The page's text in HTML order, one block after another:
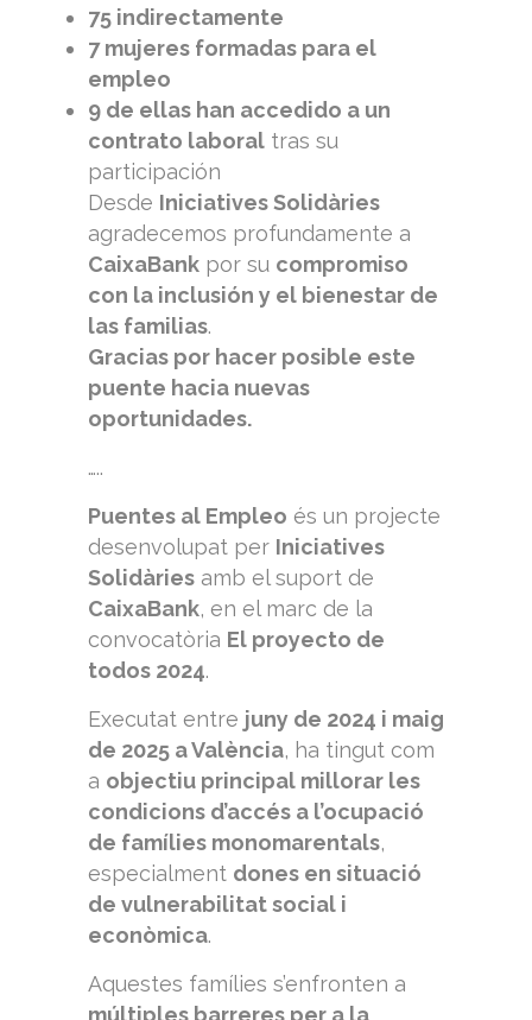
75 indirectamente
7 mujeres formadas para el
empleo
9 de ellas han accedido a un
contrato laboral tras su
participación
Desde Iniciatives Solidàries
agradecemos profundamente a
CaixaBank por su compromiso
con la inclusión y el bienestar de
las familias.
Gracias por hacer posible este
puente hacia nuevas
oportunidades.
…..
Puentes al Empleo és un projecte
desenvolupat per Iniciatives
Solidàries amb el suport de
CaixaBank, en el marc de la
convocatòria El proyecto de
todos 2024.
Executat entre juny de 2024 i maig
de 2025 a València, ha tingut com
a objectiu principal millorar les
condicions d’accés a l’ocupació
de famílies monomarentals,
especialment dones en situació
de vulnerabilitat social i
econòmica.
Aquestes famílies s’enfronten a
múltiples barreres per a la